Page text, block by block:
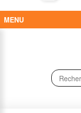
MENU